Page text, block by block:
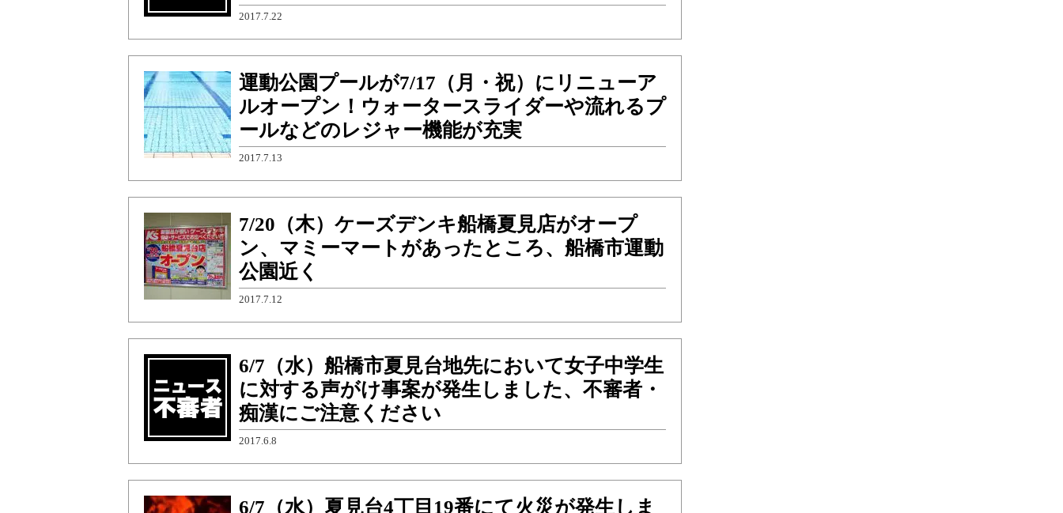
2017.7.22
運動公園プールが7/17（月・祝）にリニューア
ルオープン！ウォータースライダーや流れるプ
ールなどのレジャー機能が充実
2017.7.13
7/20（木）ケーズデンキ船橋夏見店がオープ
ン、マミーマートがあったところ、船橋市運動
公園近く
2017.7.12
6/7（水）船橋市夏見台地先において女子中学生
に対する声がけ事案が発生しました、不審者・
痴漢にご注意ください
2017.6.8
6/7（水）夏見台4丁目19番にて火災が発生しま